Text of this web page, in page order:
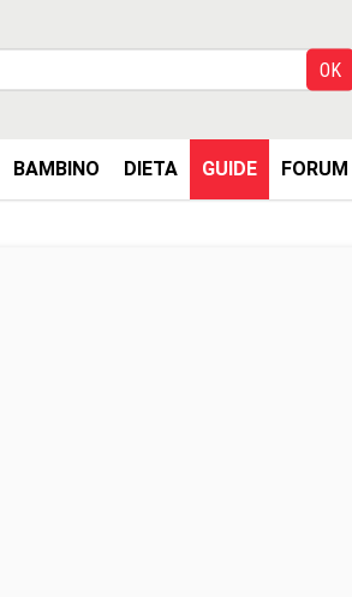
BAMBINO DIETA GUIDE FORUM